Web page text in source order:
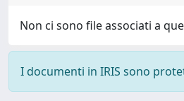
Non ci sono file associati a
I documenti in IRIS sono